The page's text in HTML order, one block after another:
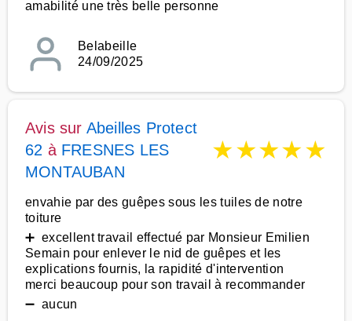
amabilité une très belle personne
Belabeille
24/09/2025
Avis sur Abeilles Protect
62 à FRESNES LES
MONTAUBAN
★★★★★
envahie par des guêpes sous les tuiles de notre
toiture
➕ excellent travail effectué par Monsieur Emilien
Semain pour enlever le nid de guêpes et les
explications fournis, la rapidité d'intervention
merci beaucoup pour son travail à recommander
➖ aucun